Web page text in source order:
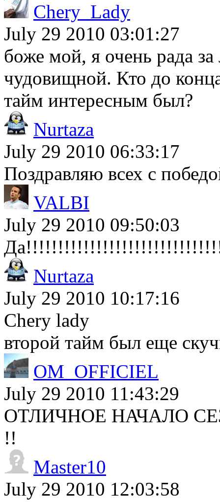
Chery_Lady
July 29 2010 03:01:27
боже мой, я очень рада
чудовищной. Кто до
тайм интересным был?
Nurtaza
July 29 2010 06:33:17
Поздравляю всех с
VALBI
July 29 2010 09:50:03
Nurtaza
July 29 2010 10:17:16
Chery lady
второй тайм был еще
OM_OFFICIEL
July 29 2010 11:43:29
ОТЛИЧНОЕ НАЧАЛО
!!
Master10
July 29 2010 12:03:58